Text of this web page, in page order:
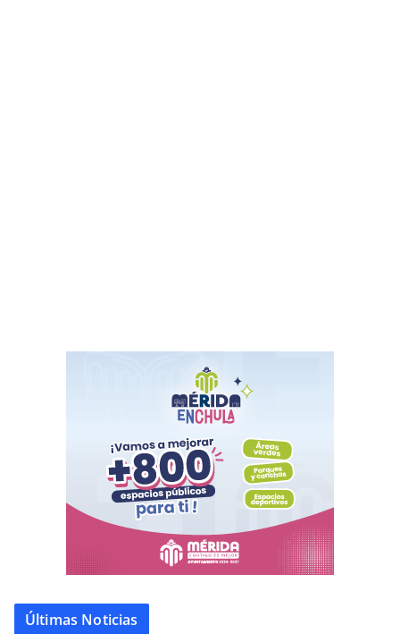
Últimas Noticias